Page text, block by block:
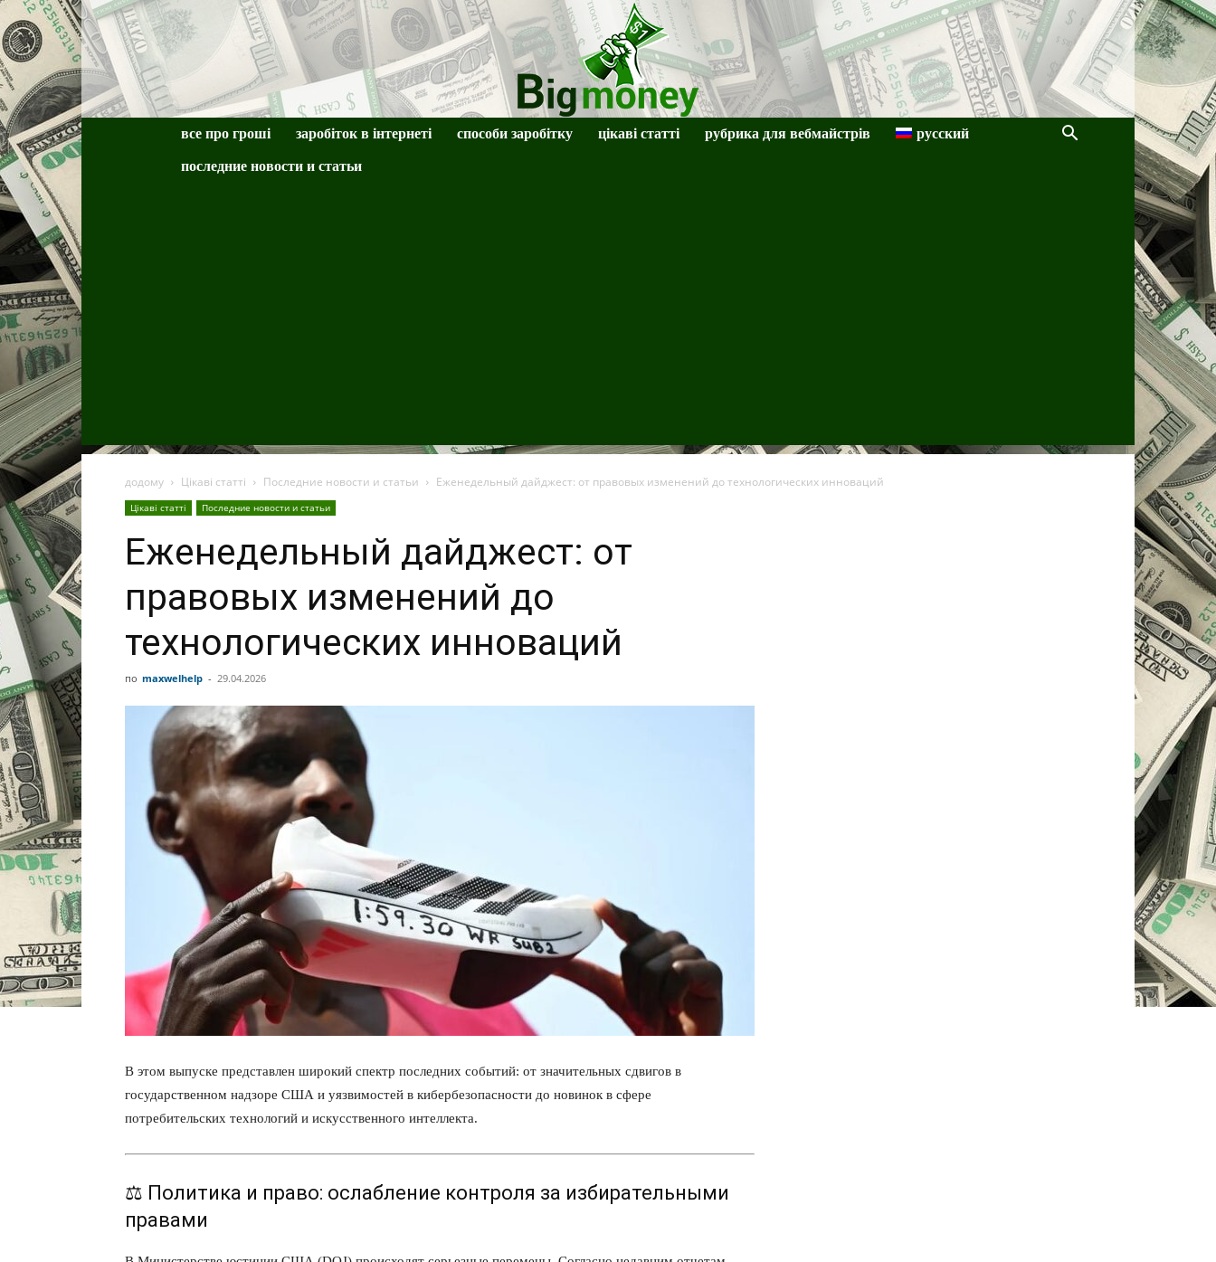
все про гроші заробіток в інтернеті способи заробітку цікаві статті рубрика для вебмайстрів русский
последние новости и статьи
додому Цікаві статті Последние новости и статьи Еженедельный дайджест: от правовых изменений до технологических инноваций
Цікаві статті Последние новости и статьи
Еженедельный дайджест: от
правовых изменений до
технологических инноваций
по maxwelhelp - 29.04.2026
В этом выпуске представлен широкий спектр последних событий: от значительных сдвигов в
государственном надзоре США и уязвимостей в кибербезопасности до новинок в сфере
потребительских технологий и искусственного интеллекта.
⚖️ Политика и право: ослабление контроля за избирательными
правами